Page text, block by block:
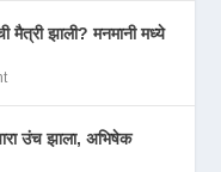
मैत्री झाली? मनमानी मध्ये
उंच झाला, अभिषेक